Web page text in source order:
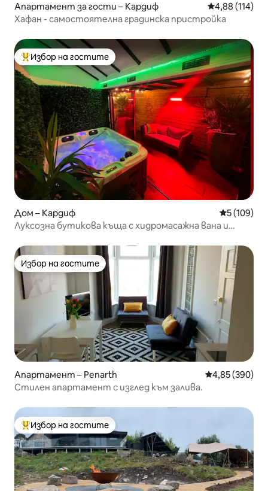
Апартамент за гости – Кардиф Средна
4,88 (114)
Хафан - самостоятелна градинска пристройка
Най-популярен избор на гостите
Избор на гостите
Дом – Кардиф Средна
5 (109)
Луксозна бутикова къща с хидромасажна вана и
Избор на гостите
Избор на гостите
Апартамент – Penarth Средна
4,85 (390)
Стилен апартамент с изглед към залива.
Най-популярен избор на гостите
Избор на гостите